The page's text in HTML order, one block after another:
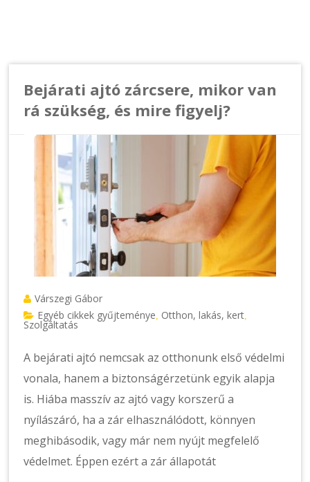
Bejárati ajtó zárcsere, mikor van
rá szükség, és mire figyelj?
Várszegi Gábor
Egyéb cikkek gyűjteménye Otthon, lakás, kert
Szolgáltatás
A bejárati ajtó nemcsak az otthonunk első védelmi
vonala, hanem a biztonságérzetünk egyik alapja
is. Hiába masszív az ajtó vagy korszerű a
nyílászáró, ha a zár elhasználódott, könnyen
meghibásodik, vagy már nem nyújt megfelelő
védelmet. Éppen ezért a zár állapotát